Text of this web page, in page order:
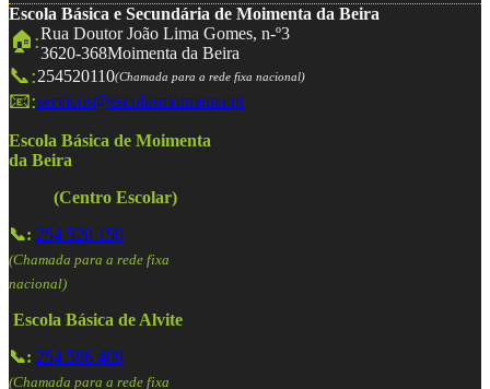
Escola Básica e Secundária de Moimenta da Beira
🏠:Rua Doutor João Lima Gomes, n-º3
3620-368Moimenta da Beira
📞:254520110(Chamada para a rede fixa nacional)
📧:servicos@escolasmoimenta.pt
Escola Básica de Moimenta
da Beira
(Centro Escolar)
📞: 254 520 150
(Chamada para a rede fixa
nacional)
Escola Básica de Alvite
📞: 254 586 409
(Chamada para a rede fixa